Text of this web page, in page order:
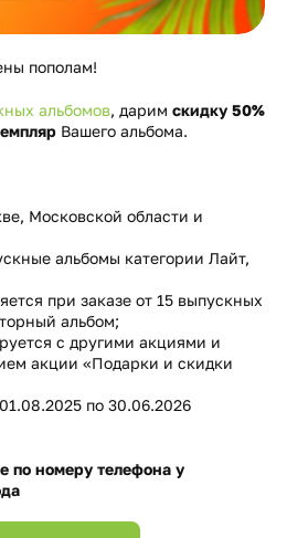
пополам!
альбомов, дарим скидку 50%
Вашего альбома.
Московской области и
альбомы категории Лайт,
при заказе от 15 выпускных
альбом;
с другими акциями и
акции «Подарки и скидки
по 30.06.2026
по номеру телефона у